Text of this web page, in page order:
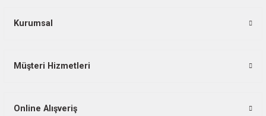
Kurumsal
Müşteri Hizmetleri
Online Alışveriş